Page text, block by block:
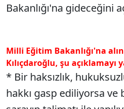
Bakanlığı'na gideceğini
Milli Eğitim Bakanlığı'na
Kılıçdaroğlu, şu açıklamayı
* Bir haksızlık,
hakkı gasp ediliyorsa ve